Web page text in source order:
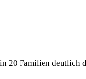
20 Familien deutlich